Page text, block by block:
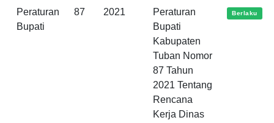
Peraturan
Bupati
87 2021
Peraturan
Bupati
Kabupaten
Tuban Nomor
87 Tahun
2021 Tentang
Rencana
Kerja Dinas
Berlaku